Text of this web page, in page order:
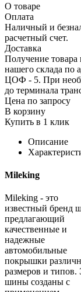
О товаре
Оплата
Наличный и
расчетный счет.
Доставка
Получение товара
нашего склада по
ЦОФ - 5. При
до терминала
Цена по запросу
В корзину
Купить в 1 клик
Описание
Mileking
Mileking - это
известный бренд
предлагающий
качественные и
надежные
автомобильные
покрышки
размеров и типов.
шины созданы с